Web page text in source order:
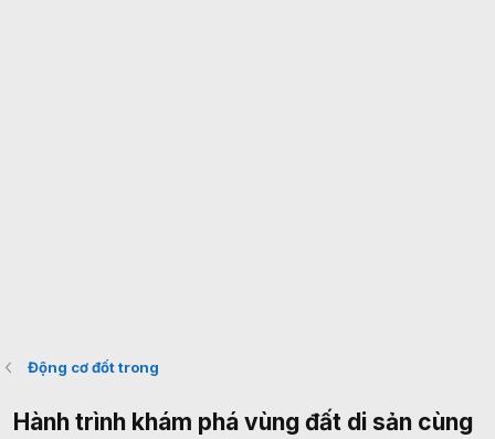
Động cơ đốt trong
Hành trình khám phá vùng đất di sản cùng